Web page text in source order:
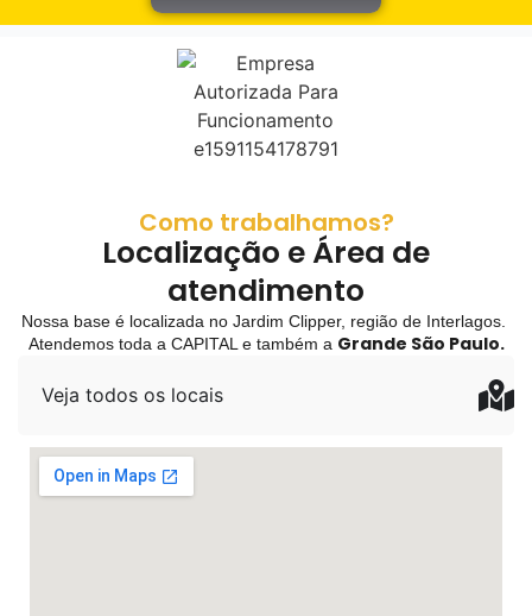
Como trabalhamos?
Localização e Área de
atendimento
Nossa base é localizada no Jardim Clipper, região de Interlagos.
Atendemos toda a CAPITAL e também a Grande São Paulo.
Veja todos os locais